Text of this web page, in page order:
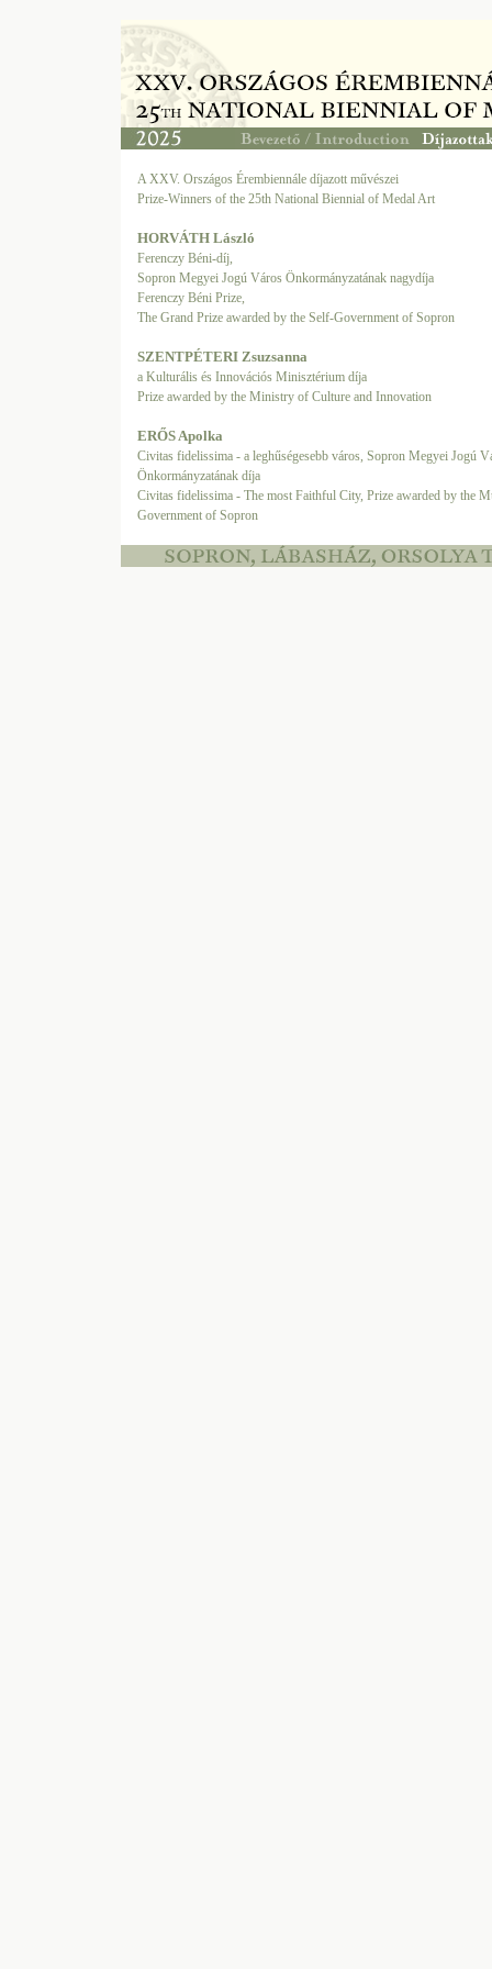
A XXV. Országos Érembiennále díjazott művészei
Prize-Winners of the 25th National Biennial of Medal Art
HORVÁTH László
Ferenczy Béni-díj,
Sopron Megyei Jogú Város Önkormányzatának nagydíja
Ferenczy Béni Prize,
The Grand Prize awarded by the Self-Government of Sopron
SZENTPÉTERI Zsuzsanna
a Kulturális és Innovációs Minisztérium díja
Prize awarded by the Ministry of Culture and Innovation
ERŐS Apolka
Civitas fidelissima - a leghűségesebb város, Sopron Megyei Jogú
Önkormányzatának díja
Civitas fidelissima - The most Faithful City, Prize awarded by the
Government of Sopron